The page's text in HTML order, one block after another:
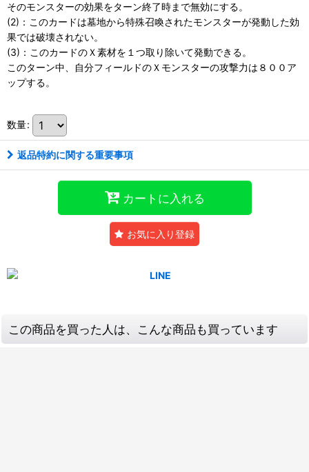
そのモンスターの効果をターン終了時まで無効にする。
(2)：このカードは墓地から特殊召喚されたモンスターが発動した効
果では破壊されない。
(3)：このカードのＸ素材を１つ取り除いて発動できる。
このターン中、自分フィールドのＸモンスターの攻撃力は８００ア
ップする。
数量:
返品特約に関する重要事項
カートに入れる
お気に入り登録
この商品を買った人は、こんな商品も買っています